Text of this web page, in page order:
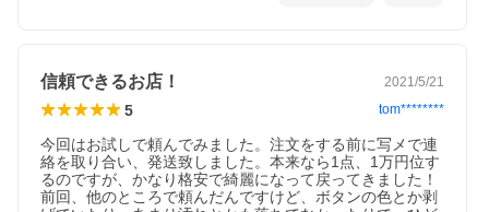
信頼できるお店！ 2021/5/21
5 tom********
今回はお試しで頼んでみました。注文をする前に写メで連
絡を取り合い、発送致しました。本来なら1点、1万円位す
るのですが、かなり格安で綺麗になって戻ってきました！
前回、他のところで頼んだんですけど、ボタンの色とか剥